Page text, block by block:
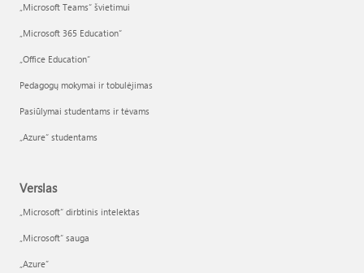
„Microsoft Teams“ švietimui
„Microsoft 365 Education“
„Office Education“
Pedagogų mokymai ir tobulėjimas
Pasiūlymai studentams ir tėvams
„Azure“ studentams
Verslas
„Microsoft“ dirbtinis intelektas
„Microsoft“ sauga
„Azure”